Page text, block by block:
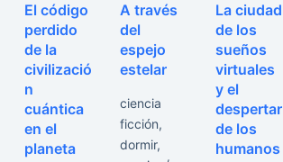
El código
perdido
de la
civilizació
n
cuántica
en el
planeta
A través
del
espejo
estelar
ciencia
ficción,
dormir,
La ciudad
de los
sueños
virtuales
y el
despertar
de los
humanos